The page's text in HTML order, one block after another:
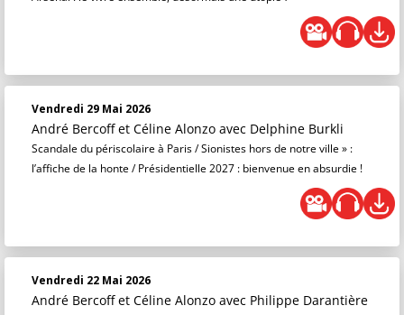
Vendredi 29 Mai 2026
André Bercoff et Céline Alonzo avec Delphine Burkli
Scandale du périscolaire à Paris / Sionistes hors de notre ville » :
l’affiche de la honte / Présidentielle 2027 : bienvenue en absurdie !
Vendredi 22 Mai 2026
André Bercoff et Céline Alonzo avec Philippe Darantière